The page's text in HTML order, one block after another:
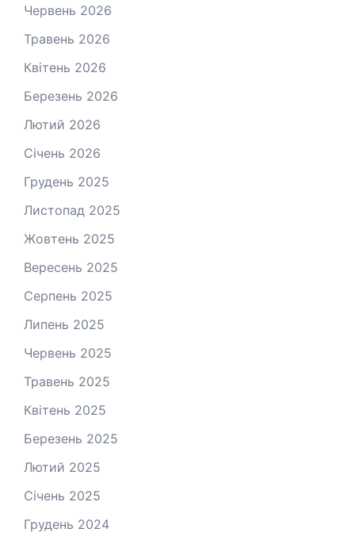
Червень 2026
Травень 2026
Квітень 2026
Березень 2026
Лютий 2026
Січень 2026
Грудень 2025
Листопад 2025
Жовтень 2025
Вересень 2025
Серпень 2025
Липень 2025
Червень 2025
Травень 2025
Квітень 2025
Березень 2025
Лютий 2025
Січень 2025
Грудень 2024